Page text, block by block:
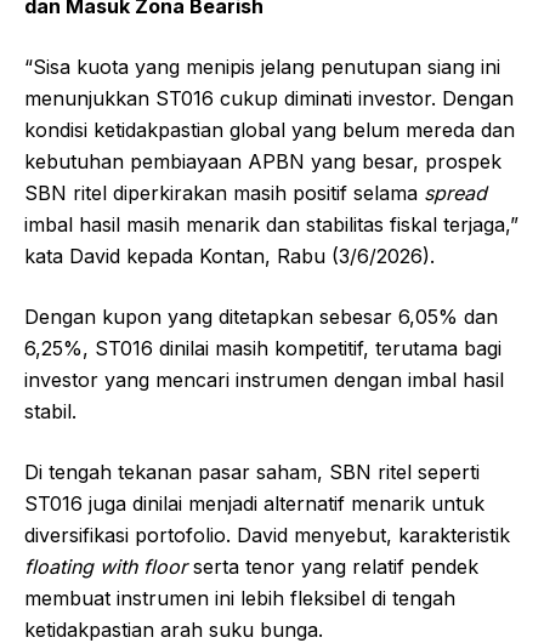
dan Masuk Zona Bearish
“Sisa kuota yang menipis jelang penutupan siang ini
menunjukkan ST016 cukup diminati investor. Dengan
kondisi ketidakpastian global yang belum mereda dan
kebutuhan pembiayaan APBN yang besar, prospek
SBN ritel diperkirakan masih positif selama spread
imbal hasil masih menarik dan stabilitas fiskal terjaga,”
kata David kepada Kontan, Rabu (3/6/2026).
Dengan kupon yang ditetapkan sebesar 6,05% dan
6,25%, ST016 dinilai masih kompetitif, terutama bagi
investor yang mencari instrumen dengan imbal hasil
stabil.
Di tengah tekanan pasar saham, SBN ritel seperti
ST016 juga dinilai menjadi alternatif menarik untuk
diversifikasi portofolio. David menyebut, karakteristik
floating with floorserta tenor yang relatif pendek
membuat instrumen ini lebih fleksibel di tengah
ketidakpastian arah suku bunga.